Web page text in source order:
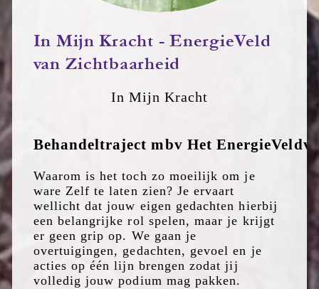
In Mijn Kracht - EnergieVeld
van Zichtbaarheid
In Mijn Kracht
Behandeltrajectmbv Het EnergieVeld
Waarom is het toch zo moeilijk om je
ware Zelf te laten zien? Je ervaart
wellicht dat jouw eigen gedachten hierbij
een belangrijke rol spelen, maar je krijgt
er geen grip op. We gaan je
overtuigingen, gedachten, gevoel en je
acties op één lijn brengen zodat jij
volledig jouw podium mag pakken.